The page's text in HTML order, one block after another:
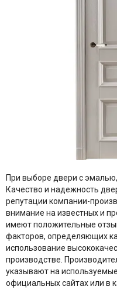
При выборе двери с
Качество и надежность
репутации компании-
внимание на известных и
имеют положительные
факторов, определяющих
использование
производстве.
указывают на
официальных сайтах или в